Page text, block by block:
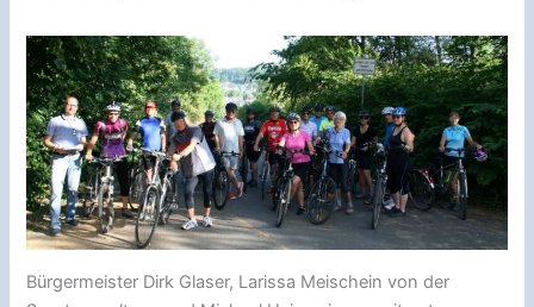
Bürgermeister Dirk Glaser, Larissa Meischein von der